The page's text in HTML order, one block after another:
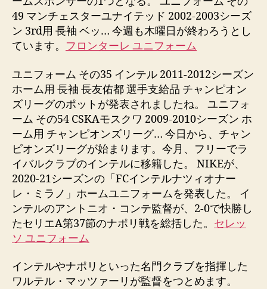
49 マンチェスターユナイテッド 2002-2003シーズ
ン 3rd用 長袖 ベッ… 今週も木曜日が終わろうとし
ています。 フロンターレ ユニフォーム
ユニフォーム その35 インテル 2011-2012シーズン
ホーム用 長袖 長友佑都 選手支給品 チャンピオン
ズリーグのポットが発表されましたね。 ユニフォ
ーム その54 CSKAモスクワ 2009-2010シーズン ホ
ーム用 チャンピオンズリーグ… 今日から、チャン
ピオンズリーグが始まります。今月、フリーでラ
イバルクラブのインテルに移籍した。 NIKEが、
2020-21シーズンの「FCインテルナツィオナー
レ・ミラノ」ホームユニフォームを発表した。 イ
ンテルのアントニオ・コンテ監督が、2-0で快勝し
たセリエA第37節のナポリ戦を総括した。 セレッ
ソ ユニフォーム
インテルやナポリといった名門クラブを指揮した
ワルテル・マッツァーリが監督をつとめます。